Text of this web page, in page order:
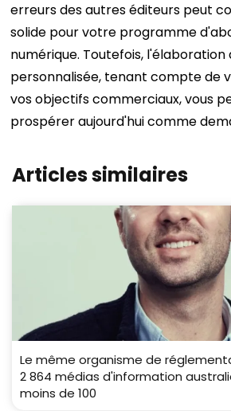
erreurs des autres éditeurs peut
solide pour votre programme
numérique. Toutefois,
personnalisée, tenant compte de
vos objectifs commerciaux, vous
prospérer aujourd'hui comme
Articles similaires
Le même organisme de
2 864 médias d'information
moins de 100